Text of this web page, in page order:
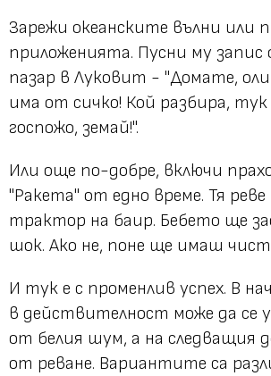
Зарежи океанските вълни или
приложенията. Пусни му
пазар в Луковит - "Домате,
има от сичко! Кой разбира, тук
госпожо, земай!".
Или още по-добре, включи
"Ракета" от едно време. Тя
трактор на баир. Бебето ще
шок. Ако не, поне ще имаш
И тук е с променлив успех. В
в действителност може да се
от белия шум, а на следващия
от реване. Вариантите са